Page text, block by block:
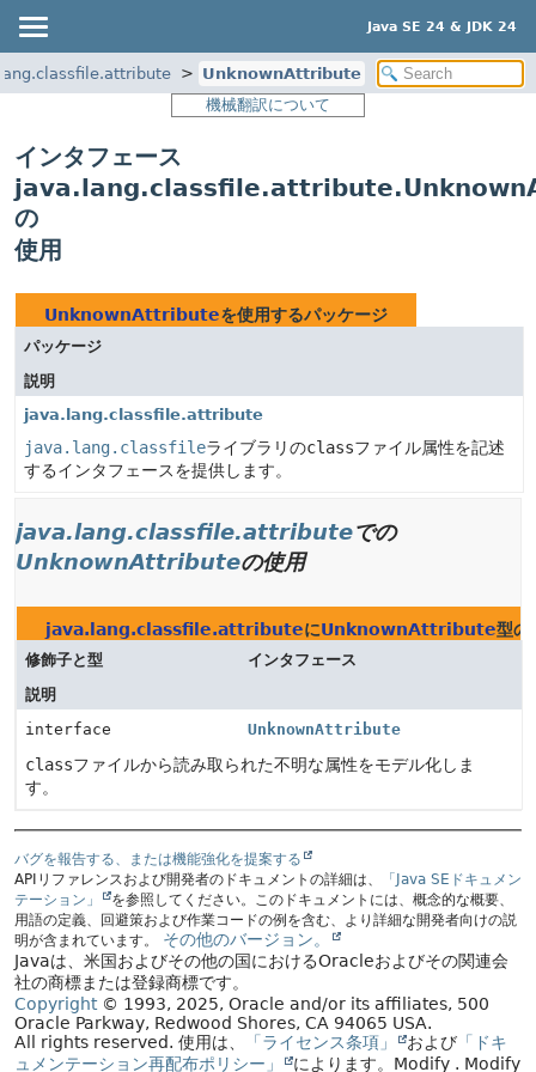
Java SE 24 & JDK 24
UnknownAttribute
機械翻訳について
インタフェース
の
使用
UnknownAttributeを使用するパッケージ
パッケージ
説明
java.lang.classfile.attribute
java.lang.classfileライブラリのclassファイル属性を記述
するインタフェースを提供します。
java.lang.classfile.attributeでの
UnknownAttributeの使用
java.lang.classfile.attributeにUnknownAttribute型の
修飾子と型
インタフェース
説明
interface
UnknownAttribute
classファイルから読み取られた不明な属性をモデル化しま
す。
バグを報告する、または機能強化を提案する
APIリファレンスおよび開発者のドキュメントの詳細は、
「Java SEドキュメン
テーション」
を参照してください。このドキュメントには、概念的な概要、
用語の定義、回避策および作業コードの例を含む、より詳細な開発者向けの説
明が含まれています。
その他のバージョン。
Javaは、米国およびその他の国におけるOracleおよびその関連会
社の商標または登録商標です。
Copyright© 1993, 2025, Oracle and/or its affiliates, 500
Oracle Parkway, Redwood Shores, CA 94065 USA.
All rights reserved. 使用は、 「ライセンス条項」 および 「ドキ
ュメンテーション再配布ポリシー」
によります。 Modify . Modify